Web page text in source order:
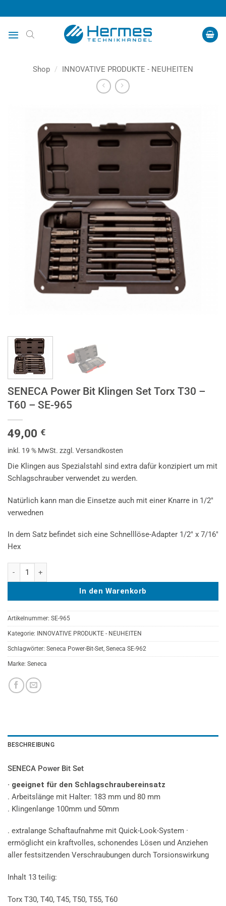
Inhalt
springen
Shop / INNOVATIVE PRODUKTE - NEUHEITEN
SENECA Power Bit Klingen Set Torx T30 –
T60 – SE-965
49,00 €
inkl. 19 % MwSt. zzgl. Versandkosten
Die Klingen aus Spezialstahl sind extra dafür konzipiert um mit
Schlagschrauber verwendet zu werden.
Natürlich kann man die Einsetze auch mit einer Knarre in 1/2″
verwednen
In dem Satz befindet sich eine Schnelllöse-Adapter 1/2″ x 7/16″
Hex
In den Warenkorb
Artikelnummer: SE-965
Kategorie: INNOVATIVE PRODUKTE - NEUHEITEN
Schlagwörter: Seneca Power-Bit-Set, Seneca SE-962
Marke: Seneca
BESCHREIBUNG
SENECA Power Bit Set
· geeignet für den Schlagschraubereinsatz
. Arbeitslänge mit Halter: 183 mm und 80 mm
. Klingenlange 100mm und 50mm
. extralange Schaftaufnahme mit Quick-Look-System ·
ermöglicht ein kraftvolles, schonendes Lösen und Anziehen
aller festsitzenden Verschraubungen durch Torsionswirkung
Inhalt 13 teilig:
Torx T30, T40, T45, T50, T55, T60